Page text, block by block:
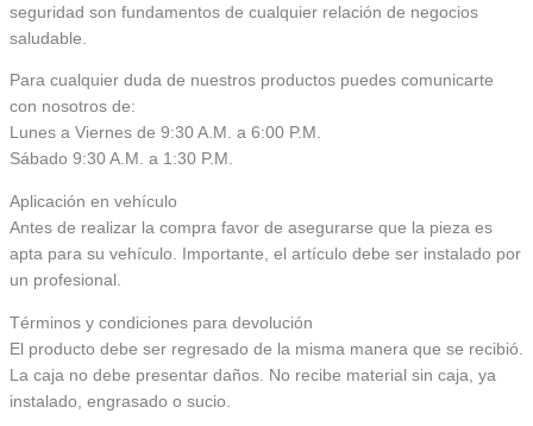
seguridad son fundamentos de cualquier relación de negocios
saludable.
Para cualquier duda de nuestros productos puedes comunicarte
con nosotros de:
Lunes a Viernes de 9:30 A.M. a 6:00 P.M.
Sábado 9:30 A.M. a 1:30 P.M.
Aplicación en vehículo
Antes de realizar la compra favor de asegurarse que la pieza es
apta para su vehículo. Importante, el artículo debe ser instalado por
un profesional.
Términos y condiciones para devolución
El producto debe ser regresado de la misma manera que se recibió.
La caja no debe presentar daños. No recibe material sin caja, ya
instalado, engrasado o sucio.